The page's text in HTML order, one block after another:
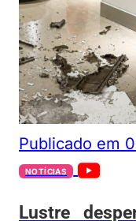
Publicado em
NOTÍCIAS
Lustre